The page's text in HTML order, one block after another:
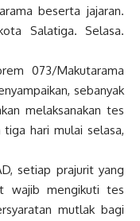
beserta jajaran.
Salatiga. Selasa.
073/Makutarama
sebanyak
melaksanakan tes
hari mulai selasa,
setiap prajurit yang
wajib mengikuti tes
mutlak bagi